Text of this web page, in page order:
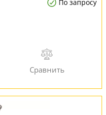
По запросу